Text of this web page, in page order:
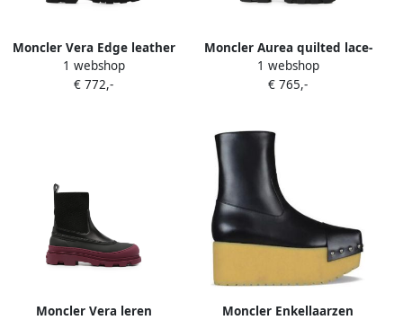
Moncler Vera Edge leather
ankle boots Zwart
1 webshop
€ 772,-
Moncler Aurea quilted lace-
up boots Zwart
1 webshop
€ 765,-
Moncler Vera leren
Moncler Enkellaarzen